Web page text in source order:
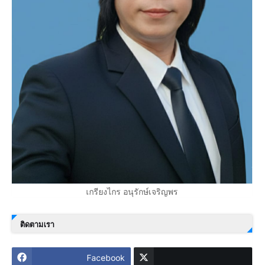
เกรียงไกร อนุรักษ์เจริญพร
ติดตามเรา
Facebook